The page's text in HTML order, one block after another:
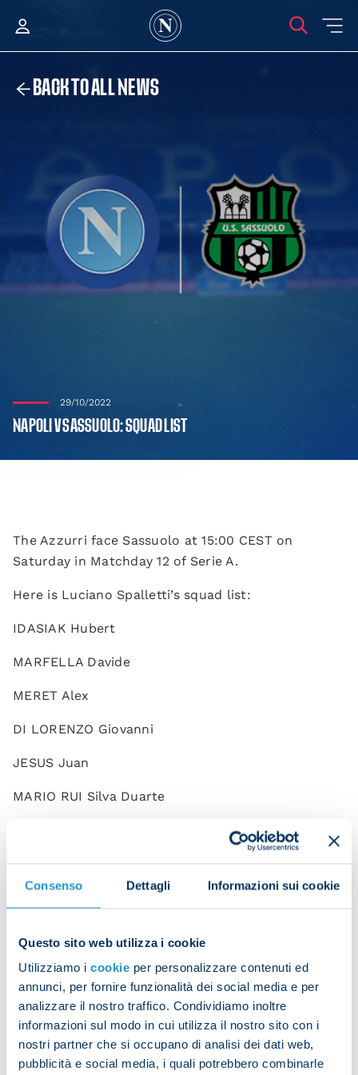
Consenso Dettagli Informazioni sui cookie
Questo sito web utilizza i cookie
Utilizziamo i cookie per personalizzare contenuti ed
annunci, per fornire funzionalità dei social media e per
analizzare il nostro traffico. Condividiamo inoltre
informazioni sul modo in cui utilizza il nostro sito con i
nostri partner che si occupano di analisi dei dati web,
pubblicità e social media, i quali potrebbero combinarle
BACK TO ALL NEWS
29/10/2022
NAPOLI V SASSUOLO: SQUAD LIST
The Azzurri face Sassuolo at 15:00 CEST on
Saturday in Matchday 12 of Serie A.
Here is Luciano Spalletti’s squad list:
IDASIAK Hubert
MARFELLA Davide
MERET Alex
DI LORENZO Giovanni
JESUS Juan
MARIO RUI Silva Duarte
ZEDADKA Karim
ANGUISSA Frank
DEMME Diego
ELMAS Elif